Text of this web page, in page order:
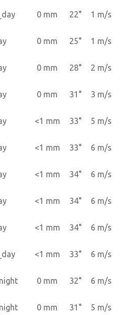
0 mm 22° 1 m/s
0 mm 25° 1 m/s
0 mm 28° 2 m/s
0 mm 31° 3 m/s
<1 mm 33° 5 m/s
<1 mm 33° 6 m/s
<1 mm 34° 6 m/s
<1 mm 34° 6 m/s
<1 mm 34° 6 m/s
<1 mm 33° 6 m/s
0 mm 32° 6 m/s
0 mm 31° 5 m/s